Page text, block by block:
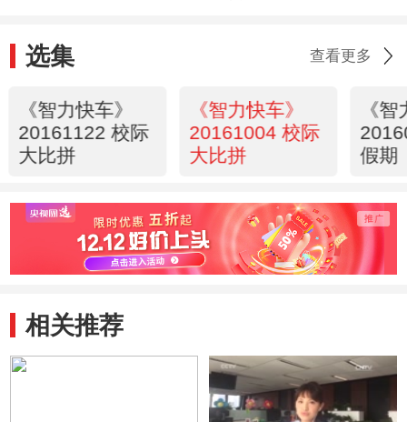
选集 查看更多
《智力快车》
20161122 校际
大比拼
《智力快车》
20161004 校际
大比拼
《
假期
相关推荐